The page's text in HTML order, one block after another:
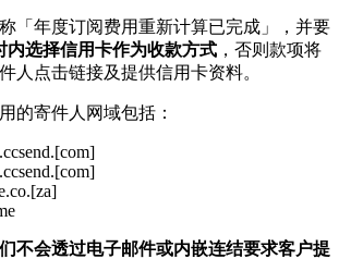
「年度订阅费用重新计算已完成」，并要
内选择信用卡作为收款方式 ，否则款项将
人点击链接及提供信用卡资料。
的寄件人网域包括：
不会透过电子邮件或内嵌连结要求客户提